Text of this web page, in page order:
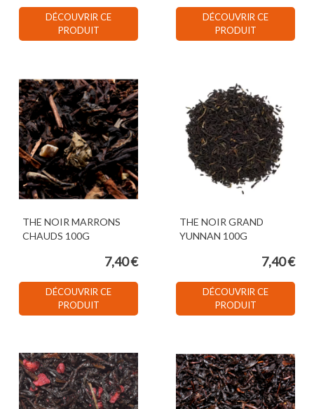
DÉCOUVRIR CE
PRODUIT
DÉCOUVRIR CE
PRODUIT
THE NOIR MARRONS
CHAUDS 100G
7,40 €
DÉCOUVRIR CE
PRODUIT
THE NOIR GRAND
YUNNAN 100G
7,40 €
DÉCOUVRIR CE
PRODUIT